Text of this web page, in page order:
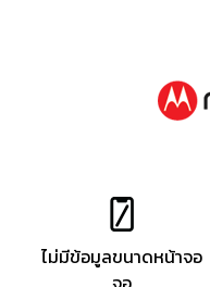
ไม่มีข้อมูลขนาดหน้าจอ